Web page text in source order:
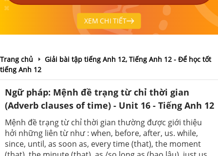
XEM CHI TIẾT
Trang chủ
Giải bài tập tiếng Anh 12, Tiếng Anh 12 - Để học tốt
tiếng Anh 12
Ngữ pháp: Mệnh đề trạng từ chỉ thời gian
(Adverb clauses of time) - Unit 16 - Tiếng Anh 12
Mệnh đề trạng từ chỉ thời gian thường được giới thiệu
hởi những liên từ như : when, before, after, us. while,
since, until, as soon as, every time (that), the moment